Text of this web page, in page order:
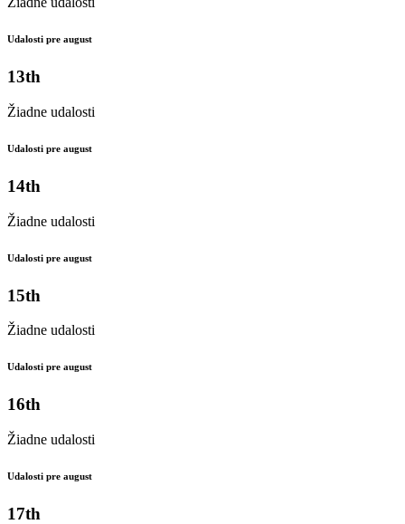
Udalosti pre august
13th
Žiadne udalosti
Udalosti pre august
14th
Žiadne udalosti
Udalosti pre august
15th
Žiadne udalosti
Udalosti pre august
16th
Žiadne udalosti
Udalosti pre august
17th